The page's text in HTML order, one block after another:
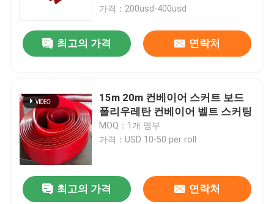
가격：200usd-400usd
최고의 가격 연락처
15m 20m 컨베이어 스커트 보드
폴리우레탄 컨베이어 벨트 스커팅
MOQ：1개 명부
가격：USD 10-50 per roll
최고의 가격 연락처